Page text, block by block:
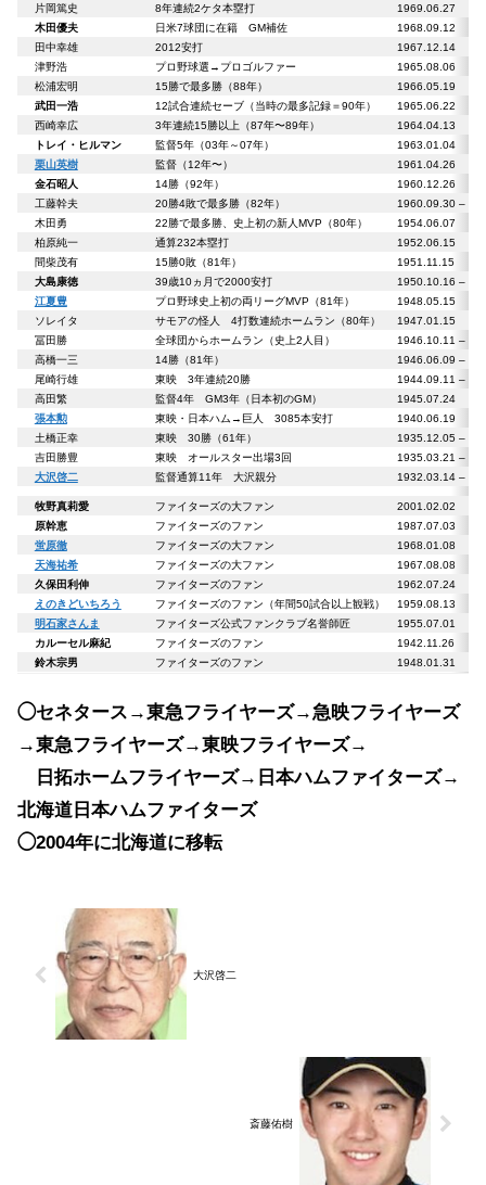
片岡篤史
8年連続2ケタ本塁打
1969.06.27
木田優夫
日米7球団に在籍 GM補佐
1968.09.12
田中幸雄
2012安打
1967.12.14
津野浩
プロ野球選→プロゴルファー
1965.08.06
松浦宏明
15勝で最多勝（88年）
1966.05.19
武田一浩
12試合連続セーブ（当時の最多記録＝90年）
1965.06.22
西崎幸広
3年連続15勝以上（87年〜89年）
1964.04.13
トレイ・ヒルマン
監督5年（03年～07年）
1963.01.04
栗山英樹
監督（12年〜）
1961.04.26
金石昭人
14勝（92年）
1960.12.26
工藤幹夫
20勝4敗で最多勝（82年）
1960.09.30 –
木田勇
22勝で最多勝、史上初の新人MVP（80年）
1954.06.07
柏原純一
通算232本塁打
1952.06.15
間柴茂有
15勝0敗（81年）
1951.11.15
大島康徳
39歳10ヵ月で2000安打
1950.10.16 –
江夏豊
プロ野球史上初の両リーグMVP（81年）
1948.05.15
ソレイタ
サモアの怪人 4打数連続ホームラン（80年）
1947.01.15
冨田勝
全球団からホームラン（史上2人目）
1946.10.11 –
高橋一三
14勝（81年）
1946.06.09 –
尾崎行雄
東映 3年連続20勝
1944.09.11 –
高田繁
監督4年 GM3年（日本初のGM）
1945.07.24
張本勲
東映・日本ハム→巨人 3085本安打
1940.06.19
土橋正幸
東映 30勝（61年）
1935.12.05 –
吉田勝豊
東映 オールスター出場3回
1935.03.21 –
大沢啓二
監督通算11年 大沢親分 1932.03.14 –
牧野真莉愛 ファイターズの大ファン
2001.02.02
原幹恵
ファイターズのファン
1987.07.03
蛍原徹
ファイターズの大ファン
1968.01.08
天海祐希
ファイターズの大ファン
1967.08.08
久保田利伸
ファイターズのファン
1962.07.24
えのきどいちろう
ファイターズのファン（年間50試合以上観戦）
1959.08.13
明石家さんま
ファイターズ公式ファンクラブ名誉師匠
1955.07.01
カルーセル麻紀
ファイターズのファン
1942.11.26
鈴木宗男
ファイターズのファン 1948.01.31
◯セネタース→東急フライヤーズ→急映フライヤーズ
→東急フライヤーズ→東映フライヤーズ→
日拓ホームフライヤーズ→日本ハムファイターズ→
北海道日本ハムファイターズ
◯2004年に北海道に移転
大沢啓二
斎藤佑樹